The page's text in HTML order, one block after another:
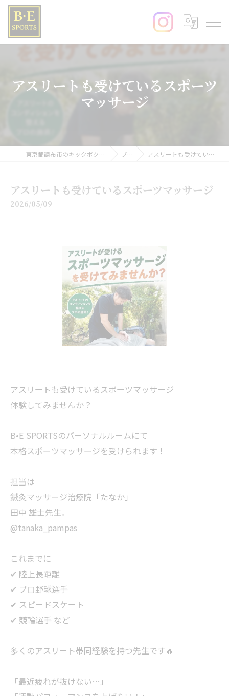
アスリートも受けているスポーツ
マッサージ
東京都調布市のキックボクシングならB･E SPORTS ブログ アスリートも受けているスポーツマッサージ
アスリートも受けているスポーツマッサージ
2026/05/09
アスリートも受けているスポーツマッサージ
体験してみませんか？
B•E SPORTSのパーソナルルームにて
本格スポーツマッサージを受けられます！
担当は
鍼灸マッサージ治療院「たなか」
田中 雄士先生。
@tanaka_pampas
これまでに
✔ 陸上長距離
✔ プロ野球選手
✔ スピードスケート
✔ 競輪選手 など
多くのアスリート帯同経験を持つ先生です🔥
「最近疲れが抜けない…」